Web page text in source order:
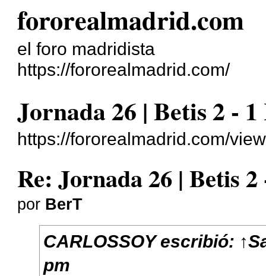
fororealmadrid.com
el foro madridista
https://fororealmadrid.com/
Jornada 26 | Betis 2 -
https://fororealmadrid.com/
Re: Jornada 26 | Betis
por BerT
CARLOSSOYescribió: ↑
pm